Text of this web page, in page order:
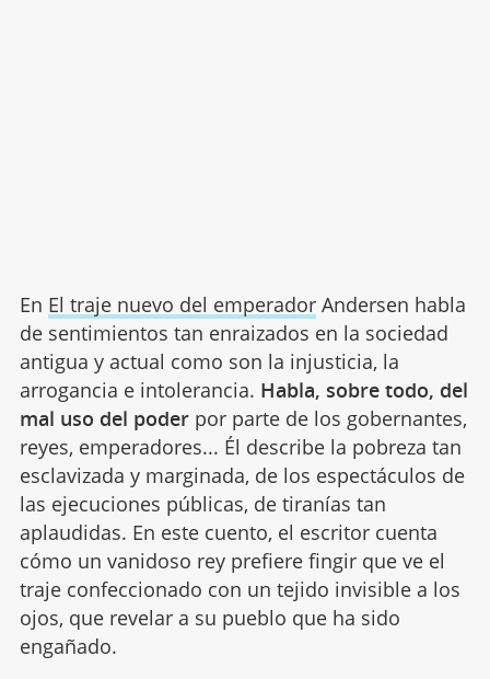
En El traje nuevo del emperadorAndersen habla
de sentimientos tan enraizados en la sociedad
antigua y actual como son la injusticia, la
arrogancia e intolerancia. Habla, sobre todo, del
mal uso del poderpor parte de los gobernantes,
reyes, emperadores... Él describe la pobreza tan
esclavizada y marginada, de los espectáculos de
las ejecuciones públicas, de tiranías tan
aplaudidas. En este cuento, el escritor cuenta
cómo un vanidoso rey prefiere fingir que ve el
traje confeccionado con un tejido invisible a los
ojos, que revelar a su pueblo que ha sido
engañado.